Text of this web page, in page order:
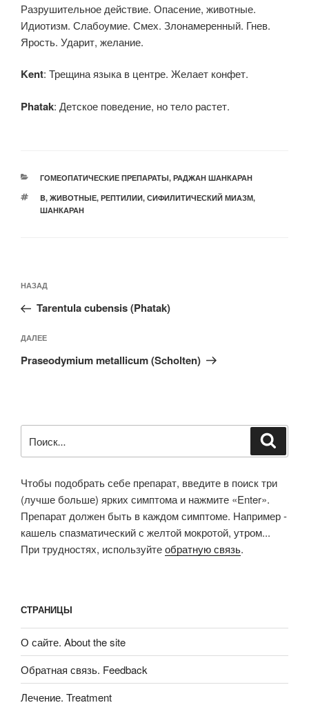
Разрушительное действие. Опасение, животные.
Идиотизм. Слабоумие. Смех. Злонамеренный. Гнев.
Ярость. Ударит, желание.
Kent: Трещина языка в центре. Желает конфет.
Phatak: Детское поведение, но тело растет.
РУБРИКИ
ГОМЕОПАТИЧЕСКИЕ ПРЕПАРАТЫ, РАДЖАН ШАНКАРАН
МЕТКИ
B, ЖИВОТНЫЕ, РЕПТИЛИИ, СИФИЛИТИЧЕСКИЙ МИАЗМ,
ШАНКАРАН
по
записям
Предыдущая
запись:
НАЗАД
Tarentula cubensis (Phatak)
Следующая
запись
ДАЛЕЕ
Praseodymium metallicum (Scholten)
Чтобы подобрать себе препарат, введите в поиск три
(лучше больше) ярких симптома и нажмите «Enter».
Препарат должен быть в каждом симптоме. Например -
кашель спазматический с желтой мокротой, утром...
При трудностях, используйтеобратную связь.
СТРАНИЦЫ
О сайте. About the site
Обратная связь. Feedback
Лечение. Treatment